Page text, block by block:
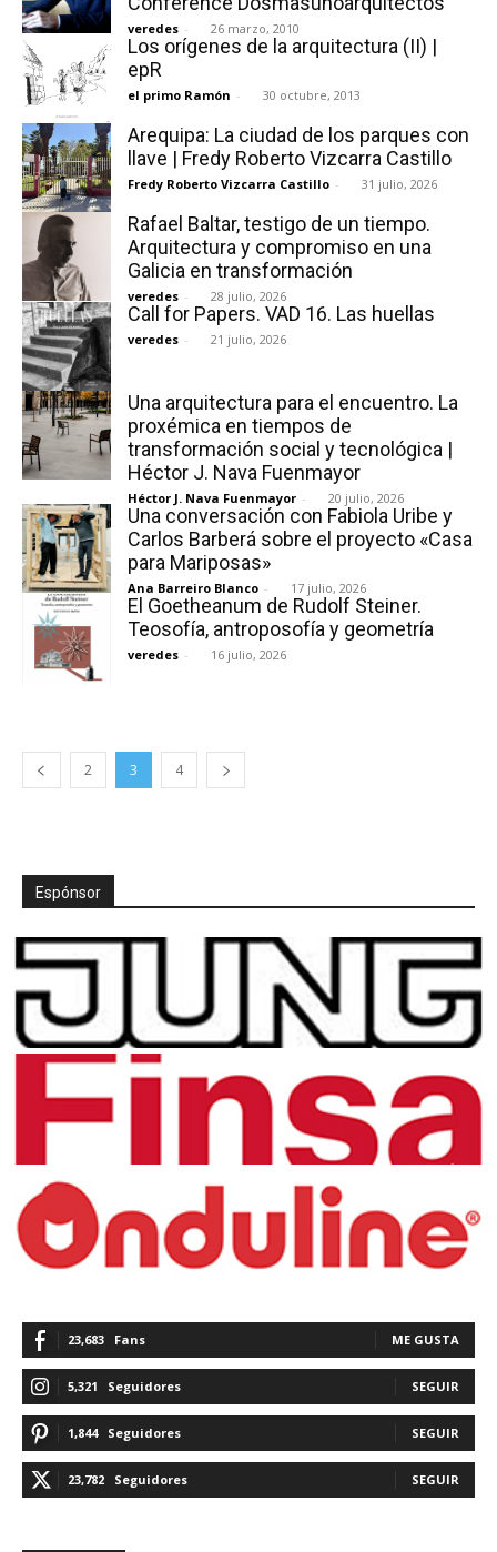
veredes - 26 marzo, 2010
Los orígenes de la arquitectura (II) |
epR
el primo Ramón - 30 octubre, 2013
Arequipa: La ciudad de los parques con
llave | Fredy Roberto Vizcarra Castillo
Fredy Roberto Vizcarra Castillo - 31 julio, 2026
Rafael Baltar, testigo de un tiempo.
Arquitectura y compromiso en una
Galicia en transformación
veredes - 28 julio, 2026
Call for Papers. VAD 16. Las huellas
veredes - 21 julio, 2026
Una arquitectura para el encuentro. La
proxémica en tiempos de
transformación social y tecnológica |
Héctor J. Nava Fuenmayor
Héctor J. Nava Fuenmayor - 20 julio, 2026
Una conversación con Fabiola Uribe y
Carlos Barberá sobre el proyecto «Casa
para Mariposas»
Ana Barreiro Blanco - 17 julio, 2026
El Goetheanum de Rudolf Steiner.
Teosofía, antroposofía y geometría
veredes - 16 julio, 2026
2 3 4
Espónsor
23,683 Fans ME GUSTA
5,321 Seguidores SEGUIR
1,844 Seguidores SEGUIR
23,782 Seguidores SEGUIR